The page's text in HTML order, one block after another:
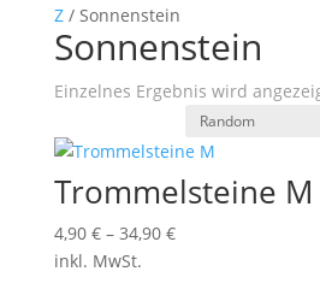
Z/ Sonnenstein
Sonnenstein
Einzelnes Ergebnis wird
Trommelsteine M
4,90 €– 34,90 €
inkl. MwSt.